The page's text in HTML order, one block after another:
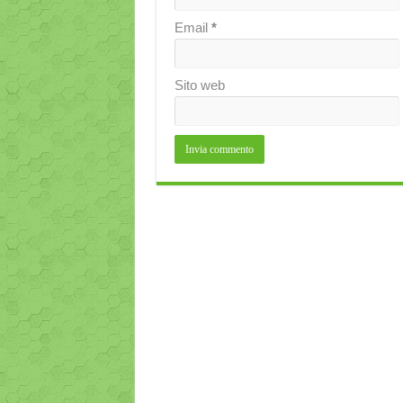
Email *
Sito web